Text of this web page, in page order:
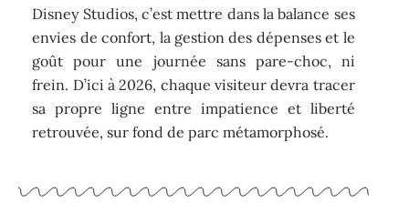
Disney Studios, c’est mettre dans la balance ses
envies de confort, la gestion des dépenses et le
goût pour une journée sans pare-choc, ni
frein. D’ici à 2026, chaque visiteur devra tracer
sa propre ligne entre impatience et liberté
retrouvée, sur fond de parc métamorphosé.